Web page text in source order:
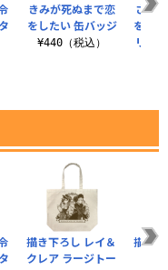
きみが死ぬまで恋
をしたい 缶バッジ
¥440（税込）
ささ
を唄
リル
描き下ろし レイ＆
クレア ラージトー
描き